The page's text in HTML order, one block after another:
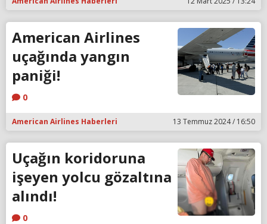
American Airlines
uçağında yangın
paniği!
0
American Airlines Haberleri 13 Temmuz 2024 / 16:50
Uçağın koridoruna
işeyen yolcu gözaltına
alındı!
0